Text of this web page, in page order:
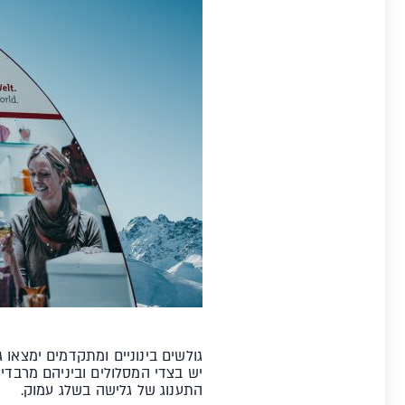
גולשים בינוניים ומתקדמים
יש בצדי המסלולים וביניהם
התענוג של גלישה בשלג עמוק.